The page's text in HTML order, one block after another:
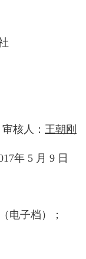
审核人： 王朝刚
年 5 月 9 日
电子档）；